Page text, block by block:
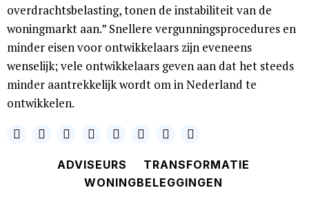
overdrachtsbelasting, tonen de instabiliteit van de
woningmarkt aan.” Snellere vergunningsprocedures en
minder eisen voor ontwikkelaars zijn eveneens
wenselijk; vele ontwikkelaars geven aan dat het steeds
minder aantrekkelijk wordt om in Nederland te
ontwikkelen.
ADVISEURS
TRANSFORMATIE
WONINGBELEGGINGEN